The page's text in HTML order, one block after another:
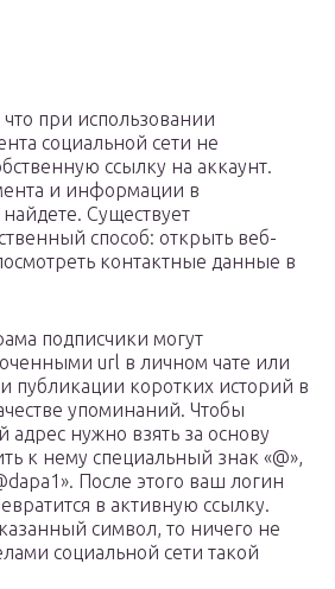
что при использовании
социальной сети не
ссылку на аккаунт.
и информации в
Существует
способ: открыть веб-
контактные данные в
подписчики могут
url в личном чате или
публикации коротких историй в
упоминаний. Чтобы
адрес нужно взять за основу
к нему специальный знак «@»,
После этого ваш логин
в активную ссылку.
символ, то ничего не
социальной сети такой